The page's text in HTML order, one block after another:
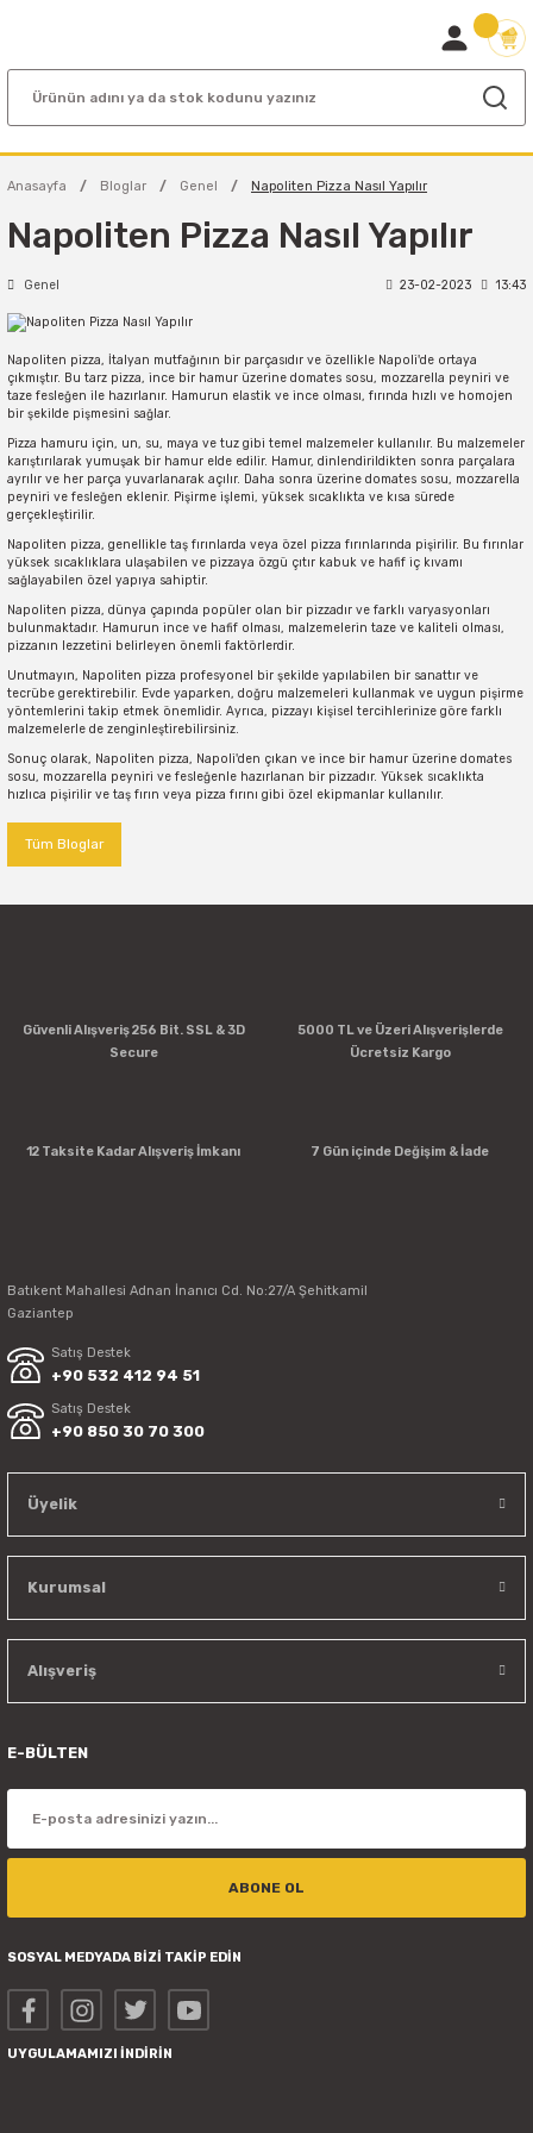
Anasayfa Bloglar Genel Napoliten Pizza Nasıl Yapılır
Napoliten Pizza Nasıl Yapılır
Genel 23-02-2023 13:43
Napoliten pizza, İtalyan mutfağının bir parçasıdır ve özellikle Napoli'de ortaya
çıkmıştır. Bu tarz pizza, ince bir hamur üzerine domates sosu, mozzarella peyniri ve
taze fesleğen ile hazırlanır. Hamurun elastik ve ince olması, fırında hızlı ve homojen
bir şekilde pişmesini sağlar.
Pizza hamuru için, un, su, maya ve tuz gibi temel malzemeler kullanılır. Bu malzemeler
karıştırılarak yumuşak bir hamur elde edilir. Hamur, dinlendirildikten sonra parçalara
ayrılır ve her parça yuvarlanarak açılır. Daha sonra üzerine domates sosu, mozzarella
peyniri ve fesleğen eklenir. Pişirme işlemi, yüksek sıcaklıkta ve kısa sürede
gerçekleştirilir.
Napoliten pizza, genellikle taş fırınlarda veya özel pizza fırınlarında pişirilir. Bu fırınlar
yüksek sıcaklıklara ulaşabilen ve pizzaya özgü çıtır kabuk ve hafif iç kıvamı
sağlayabilen özel yapıya sahiptir.
Napoliten pizza, dünya çapında popüler olan bir pizzadır ve farklı varyasyonları
bulunmaktadır. Hamurun ince ve hafif olması, malzemelerin taze ve kaliteli olması,
pizzanın lezzetini belirleyen önemli faktörlerdir.
Unutmayın, Napoliten pizza profesyonel bir şekilde yapılabilen bir sanattır ve
tecrübe gerektirebilir. Evde yaparken, doğru malzemeleri kullanmak ve uygun pişirme
yöntemlerini takip etmek önemlidir. Ayrıca, pizzayı kişisel tercihlerinize göre farklı
malzemelerle de zenginleştirebilirsiniz.
Sonuç olarak, Napoliten pizza, Napoli'den çıkan ve ince bir hamur üzerine domates
sosu, mozzarella peyniri ve fesleğenle hazırlanan bir pizzadır. Yüksek sıcaklıkta
hızlıca pişirilir ve taş fırın veya pizza fırını gibi özel ekipmanlar kullanılır.
Tüm Bloglar
Güvenli Alışveriş 256 Bit. SSL & 3D
Secure
5000 TL ve Üzeri Alışverişlerde
Ücretsiz Kargo
12 Taksite Kadar Alışveriş İmkanı 7 Gün içinde Değişim & İade
Batıkent Mahallesi Adnan İnanıcı Cd. No:27/A Şehitkamil
Gaziantep
Satış Destek
+90 532 412 94 51
Satış Destek
+90 850 30 70 300
Üyelik
Kurumsal
Alışveriş
E-BÜLTEN
ABONE OL
SOSYAL MEDYADA BİZİ TAKİP EDİN
UYGULAMAMIZI İNDİRİN